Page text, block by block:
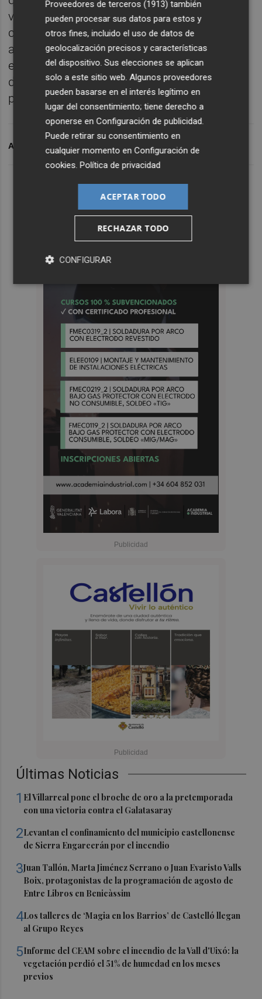
Últimas Noticias
1 El Villarreal pone el broche de oro a la pretemporada
con una victoria contra el Galatasaray
2Levantan el confinamiento del municipio castellonense
de Sierra Engarcerán por el incendio
3Juan Tallón, Marta Jiménez Serrano o Juan Evaristo Valls
Boix, protagonistas de la programación de agosto de
Entre Libros en Benicàssim
4Los talleres de ‘Magia en los Barrios’ de Castelló llegan
al Grupo Reyes
5Informe del CEAM sobre el incendio de la Vall d'Uixó: la
vegetación perdió el 51% de humedad en los meses
previos
vicepresidenta,Susana Camarero, “den la
cara” de manera inmediata y comparezcan
ante lasCorts Valencianespara dar
explicaciones, “porque estamos hablando
del uso de dinero público para beneficiar,
presuntamente, a cargos de su partido”.
ARCHIVADO EN CASTELLÓ PSPV
Proveedores de terceros (1913) también
pueden procesar sus datos para estos y
otros fines, incluido el uso de datos de
geolocalización precisos y características
del dispositivo. Sus elecciones se aplican
solo a este sitio web. Algunos proveedores
pueden basarse en el interés legítimo en
lugar del consentimiento; tiene derecho a
oponerse enConfiguración de publicidad
Puede retirar su consentimiento en
cualquier momento enConfiguración de
cookies .Política de privacidad
ACEPTAR TODO
RECHAZAR TODO
CONFIGURAR